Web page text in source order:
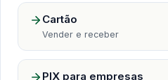
Cartão
Vender e receber
PIX para empresas